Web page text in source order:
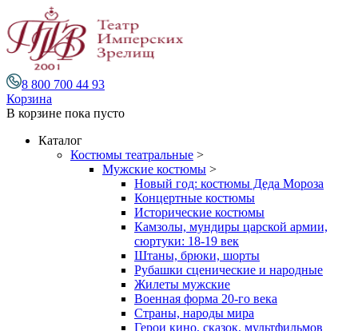
8 800 700 44 93
Корзина
В корзине пока пусто
Каталог
Костюмы театральные >
Мужские костюмы >
Новый год: костюмы Деда Мороза
Концертные костюмы
Исторические костюмы
Камзолы, мундиры царской армии,
сюртуки: 18-19 век
Штаны, брюки, шорты
Рубашки сценические и народные
Жилеты мужские
Военная форма 20-го века
Страны, народы мира
Герои кино, сказок, мультфильмов